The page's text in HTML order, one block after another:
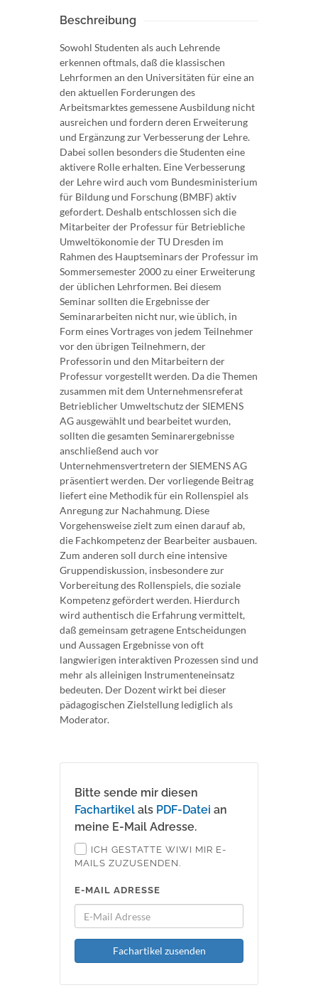
Beschreibung
Sowohl Studenten als auch Lehrende
erkennen oftmals, daß die klassischen
Lehrformen an den Universitäten für eine an
den aktuellen Forderungen des
Arbeitsmarktes gemessene Ausbildung nicht
ausreichen und fordern deren Erweiterung
und Ergänzung zur Verbesserung der Lehre.
Dabei sollen besonders die Studenten eine
aktivere Rolle erhalten. Eine Verbesserung
der Lehre wird auch vom Bundesministerium
für Bildung und Forschung (BMBF) aktiv
gefordert. Deshalb entschlossen sich die
Mitarbeiter der Professur für Betriebliche
Umweltökonomie der TU Dresden im
Rahmen des Hauptseminars der Professur im
Sommersemester 2000 zu einer Erweiterung
der üblichen Lehrformen. Bei diesem
Seminar sollten die Ergebnisse der
Seminararbeiten nicht nur, wie üblich, in
Form eines Vortrages von jedem Teilnehmer
vor den übrigen Teilnehmern, der
Professorin und den Mitarbeitern der
Professur vorgestellt werden. Da die Themen
zusammen mit dem Unternehmensreferat
Betrieblicher Umweltschutz der SIEMENS
AG ausgewählt und bearbeitet wurden,
sollten die gesamten Seminarergebnisse
anschließend auch vor
Unternehmensvertretern der SIEMENS AG
präsentiert werden. Der vorliegende Beitrag
liefert eine Methodik für ein Rollenspiel als
Anregung zur Nachahmung. Diese
Vorgehensweise zielt zum einen darauf ab,
die Fachkompetenz der Bearbeiter ausbauen.
Zum anderen soll durch eine intensive
Gruppendiskussion, insbesondere zur
Vorbereitung des Rollenspiels, die soziale
Kompetenz gefördert werden. Hierdurch
wird authentisch die Erfahrung vermittelt,
daß gemeinsam getragene Entscheidungen
und Aussagen Ergebnisse von oft
langwierigen interaktiven Prozessen sind und
mehr als alleinigen Instrumenteneinsatz
bedeuten. Der Dozent wirkt bei dieser
pädagogischen Zielstellung lediglich als
Moderator.
Bitte sende mir diesen
Fachartikel als PDF-Datei an
meine E-Mail Adresse.
ICH GESTATTE WIWI MIR E-
MAILS ZUZUSENDEN.
E-MAIL ADRESSE
Fachartikel zusenden